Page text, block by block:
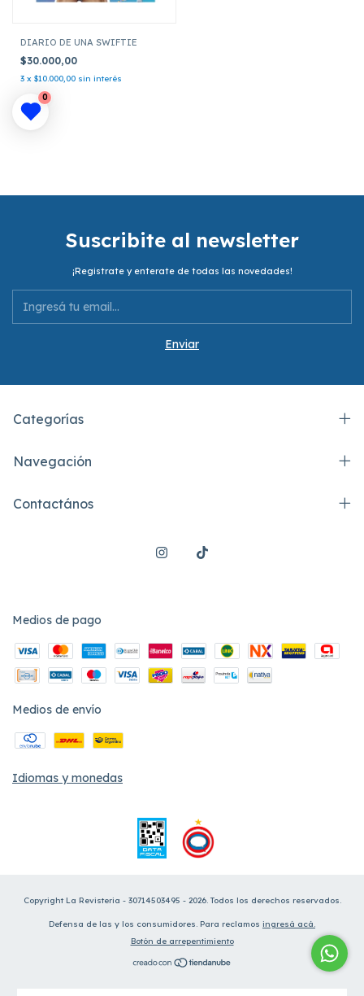
DIARIO DE UNA SWIFTIE
$30.000,00
3 x $10.000,00 sin interés
Suscribite al newsletter
¡Registrate y enterate de todas las novedades!
Categorías
Navegación
Contactános
Medios de pago
Medios de envío
Idiomas y monedas
Copyright La Revisteria - 30714503495 - 2026. Todos los derechos reservados.
Defensa de las y los consumidores. Para reclamos ingresá acá.
Botón de arrepentimiento
0